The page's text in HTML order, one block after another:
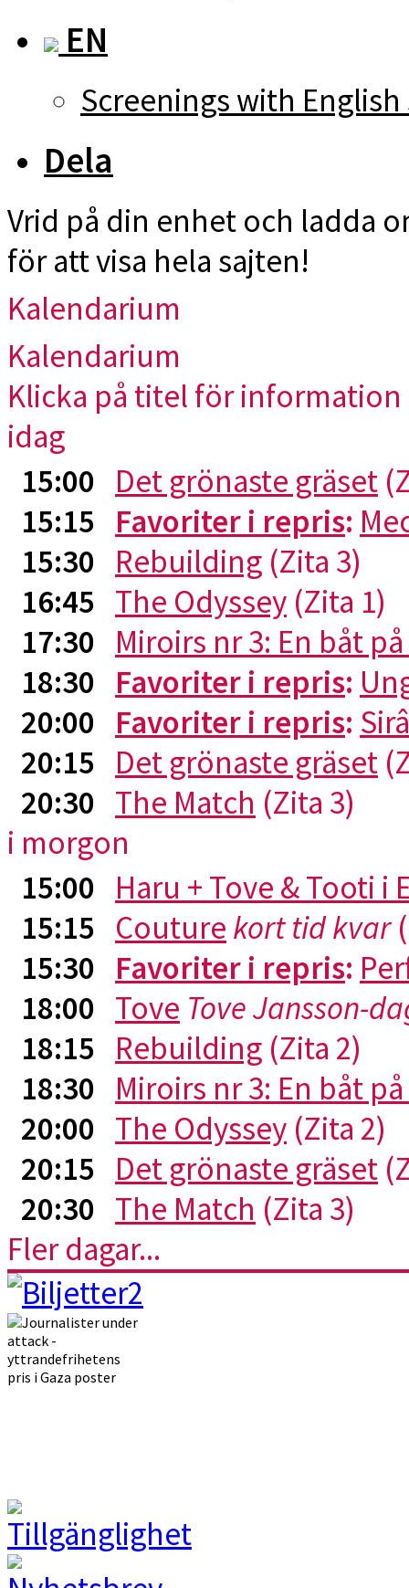
EN
Screenings with
Dela
Vrid på din enhet och ladda
för att visa hela sajten!
Kalendarium
Kalendarium
Klicka på titel för
idag
15:00 Det grönaste gräset
15:15 Favoriter i repris:
15:30 Rebuilding (Zita 3)
16:45 The Odyssey (Zita 1)
17:30 Miroirs nr 3: En båt
18:30 Favoriter i repris:
20:00 Favoriter i repris:
20:15 Det grönaste gräset
20:30 The Match (Zita 3)
i morgon
15:00 Haru + Tove & Tooti i
15:15 Couture kort tid kvar
15:30 Favoriter i repris:
18:00 Tove Tove Jansson-
18:15 Rebuilding (Zita 2)
18:30 Miroirs nr 3: En båt
20:00 The Odyssey (Zita 2)
20:15 Det grönaste gräset
20:30 The Match (Zita 3)
Fler dagar...